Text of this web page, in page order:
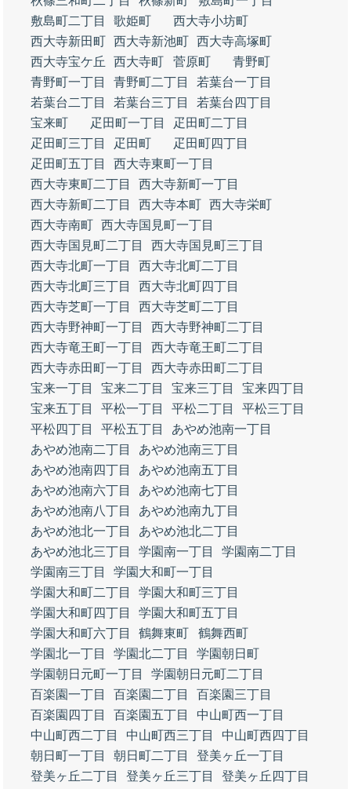
敷島町二丁目
歌姫町
西大寺小坊町
西大寺新田町 西大寺新池町 西大寺高塚町
西大寺宝ケ丘
西大寺町 菅原町
青野町
青野町一丁目
青野町二丁目
若葉台一丁目
若葉台二丁目
若葉台三丁目
若葉台四丁目
宝来町
疋田町一丁目
疋田町二丁目
疋田町三丁目
疋田町
疋田町四丁目
疋田町五丁目
西大寺東町一丁目
西大寺東町二丁目
西大寺新町一丁目
西大寺新町二丁目
西大寺本町 西大寺栄町
西大寺南町 西大寺国見町一丁目
西大寺国見町二丁目
西大寺国見町三丁目
西大寺北町一丁目
西大寺北町二丁目
西大寺北町三丁目
西大寺北町四丁目
西大寺芝町一丁目
西大寺芝町二丁目
西大寺野神町一丁目
西大寺野神町二丁目
西大寺竜王町一丁目
西大寺竜王町二丁目
西大寺赤田町一丁目
西大寺赤田町二丁目
宝来一丁目
宝来二丁目 宝来三丁目
宝来四丁目
宝来五丁目
平松一丁目 平松二丁目
平松三丁目
平松四丁目
平松五丁目
あやめ池南一丁目
あやめ池南二丁目
あやめ池南三丁目
あやめ池南四丁目
あやめ池南五丁目
あやめ池南六丁目
あやめ池南七丁目
あやめ池南八丁目
あやめ池南九丁目
あやめ池北一丁目
あやめ池北二丁目
あやめ池北三丁目
学園南一丁目
学園南二丁目
学園南三丁目
学園大和町一丁目
学園大和町二丁目
学園大和町三丁目
学園大和町四丁目
学園大和町五丁目
学園大和町六丁目
鶴舞東町
鶴舞西町
学園北一丁目
学園北二丁目
学園朝日町
学園朝日元町一丁目
学園朝日元町二丁目
百楽園一丁目
百楽園二丁目
百楽園三丁目
百楽園四丁目
百楽園五丁目
中山町西一丁目
中山町西二丁目
中山町西三丁目
中山町西四丁目
朝日町一丁目
朝日町二丁目
登美ヶ丘一丁目
登美ヶ丘二丁目
登美ヶ丘三丁目
登美ヶ丘四丁目